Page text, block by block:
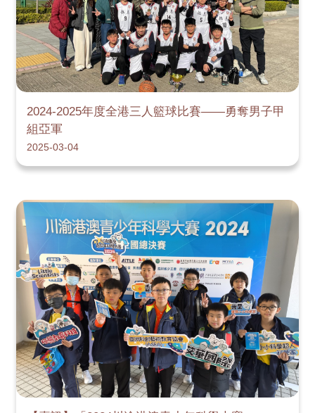
2024-2025年度全港三人籃球比賽——勇奪男子甲
組亞軍
2025-03-04